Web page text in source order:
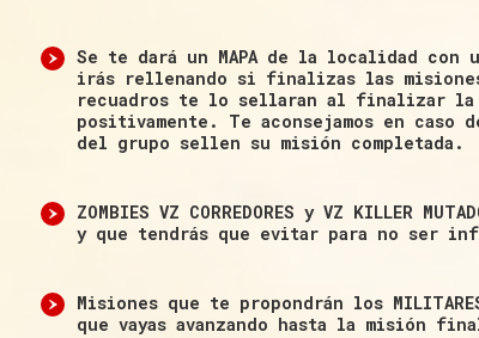
Se te dará un MAPA de la localidad con
irás rellenando si finalizas las
recuadros te lo sellaran al finalizar la
positivamente. Te aconsejamos en
del grupo sellen su misión completada.
ZOMBIES VZ CORREDORES y VZ KILLER
y que tendrás que evitar para no ser
Misiones que te propondrán los MILITARES
que vayas avanzando hasta la misión